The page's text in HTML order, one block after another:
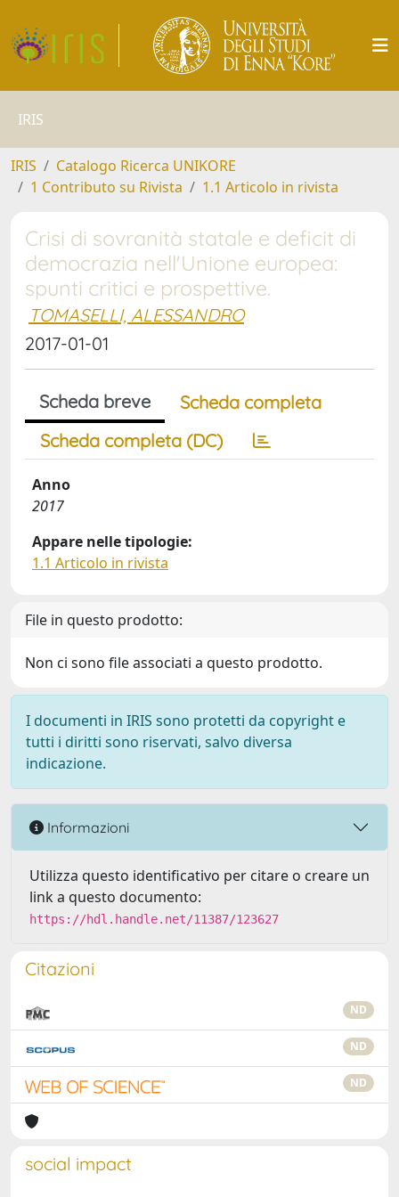
IRIS
IRIS
Catalogo Ricerca UNIKORE
1 Contributo su Rivista
1.1 Articolo in rivista
Crisi di sovranità statale e deficit di
democrazia nell'Unione europea:
spunti critici e prospettive.
TOMASELLI, ALESSANDRO
2017-01-01
Scheda breve
Scheda completa
Scheda completa (DC)
Anno
2017
Appare nelle tipologie:
1.1 Articolo in rivista
File in questo prodotto:
Non ci sono file associati a questo prodotto.
I documenti in IRIS sono protetti da copyright e
tutti i diritti sono riservati, salvo diversa
indicazione.
Informazioni
Utilizza questo identificativo per citare o creare un
link a questo documento:
https://hdl.handle.net/11387/123627
Citazioni
ND
ND
ND
social impact